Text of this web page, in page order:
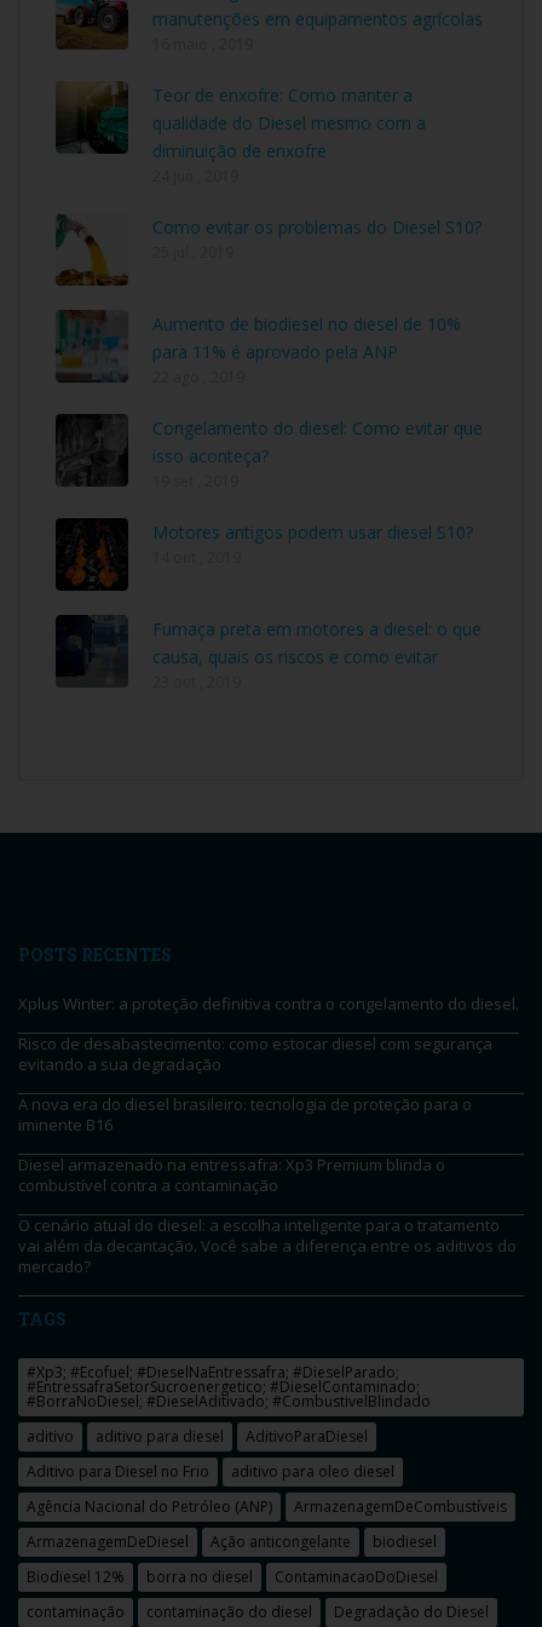
manutenções em equipamentos agrícolas
Teor de enxofre: Como manter a
qualidade do Diesel mesmo com a
diminuição de enxofre
Como evitar os problemas do Diesel S10?
Aumento de biodiesel no diesel de 10%
para 11% é aprovado pela ANP
Congelamento do diesel: Como evitar que
isso aconteça?
Motores antigos podem usar diesel S10?
Fumaça preta em motores a diesel: o que
causa, quais os riscos e como evitar
POSTS RECENTES
Xplus Winter: a proteção definitiva contra o congelamento do diesel.
Risco de desabastecimento: como estocar diesel com segurança
evitando a sua degradação
A nova era do diesel brasileiro: tecnologia de proteção para o
iminente B16
Diesel armazenado na entressafra: Xp3 Premium blinda o
combustível contra a contaminação
O cenário atual do diesel: a escolha inteligente para o tratamento
vai além da decantação. Você sabe a diferença entre os aditivos do
mercado?
TAGS
#Xp3; #Ecofuel; #DieselNaEntressafra; #DieselParado;
#EntressafraSetorSucroenergetico; #DieselContaminado;
#BorraNoDiesel; #DieselAditivado; #CombustivelBlindado
aditivo
aditivo para diesel
AditivoParaDiesel
Aditivo para Diesel no Frio
aditivo para oleo diesel
Agência Nacional do Petróleo (ANP)
ArmazenagemDeCombustíveis
ArmazenagemDeDiesel
Ação anticongelante
biodiesel
Biodiesel 12%
borra no diesel
ContaminacaoDoDiesel
contaminação
contaminação do diesel Degradação do Diesel